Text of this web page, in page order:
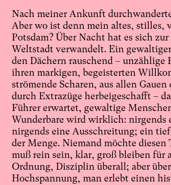
Nach meiner Ankunft
Aber wo ist denn mein altes, stilles,
Potsdam? Über Nacht hat es sich
Weltstadt verwandelt. Ein
den Dächern rauschend –
ihren markigen, begeisterten
strömende Scharen, aus allen Gauen
durch Extrazüge herbeigeschafft –
Führer erwartet, gewaltige
Wunderbare wird wirklich: nirgends
nirgends eine Ausschreitung; ein
der Menge. Niemand möchte diesen
muß rein sein, klar, groß bleiben für
Ordnung, Disziplin überall; aber
Hochspannung, man erlebt einen